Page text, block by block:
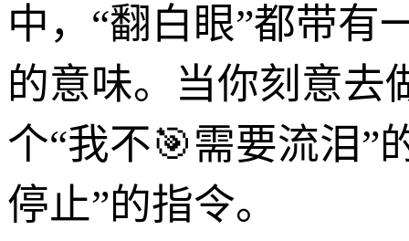
中，“翻白眼”都带有
的意味。当你刻意去
个“我不🎯需要流泪”
停止”的指令。